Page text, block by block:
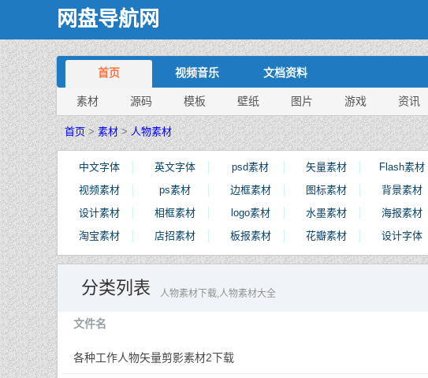
网盘导航网
首页 视频音乐 文档资料
素材 源码 模板 壁纸 图片 游戏 资讯
首页>素材>人物素材
中文字体 英文字体 psd素材 矢量素材 Flash素材
视频素材
ps素材 边框素材 图标素材 背景素材
设计素材
相框素材 logo素材 水墨素材 海报素材
淘宝素材
店招素材 板报素材 花瓣素材 设计字体
人物素材下载,人物素材大全
分类列表
文件名
各种工作人物矢量剪影素材2下载